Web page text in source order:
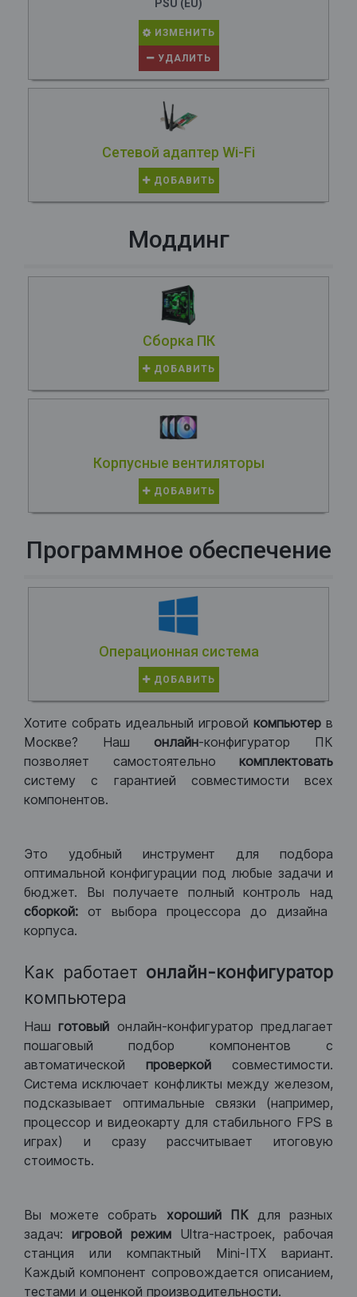
PSU (EU)
ИЗМЕНИТЬ
УДАЛИТЬ
Сетевой адаптер Wi-Fi
ДОБАВИТЬ
Моддинг
Сборка ПК
ДОБАВИТЬ
Корпусные вентиляторы
ДОБАВИТЬ
Программное обеспечение
Операционная система
ДОБАВИТЬ
Хотите собрать идеальный игровой компьютер в
Москве? Нашонлайн-конфигуратор ПК
позволяет самостоятельно комплектовать
систему с гарантией совместимости всех
компонентов.
Это удобный инструмент для подбора
оптимальной конфигурации под любые задачи и
бюджет. Вы получаете полный контроль над
сборкой: от выбора процессора до дизайна
корпуса.
Как работает онлайн-конфигуратор
компьютера
Нашготовый онлайн-конфигуратор предлагает
пошаговый подбор компонентов с
автоматической проверкой совместимости.
Система исключает конфликты между железом,
подсказывает оптимальные связки (например,
процессор и видеокарту для стабильного FPS в
играх) и сразу рассчитывает итоговую
стоимость.
Вы можете собрать хороший ПКдля разных
задач: игровой режим Ultra-настроек, рабочая
станция или компактный Mini-ITX вариант.
Каждый компонент сопровождается описанием,
тестами и оценкой производительности.